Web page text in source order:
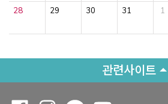
28 29 30 31 1
관련사이트